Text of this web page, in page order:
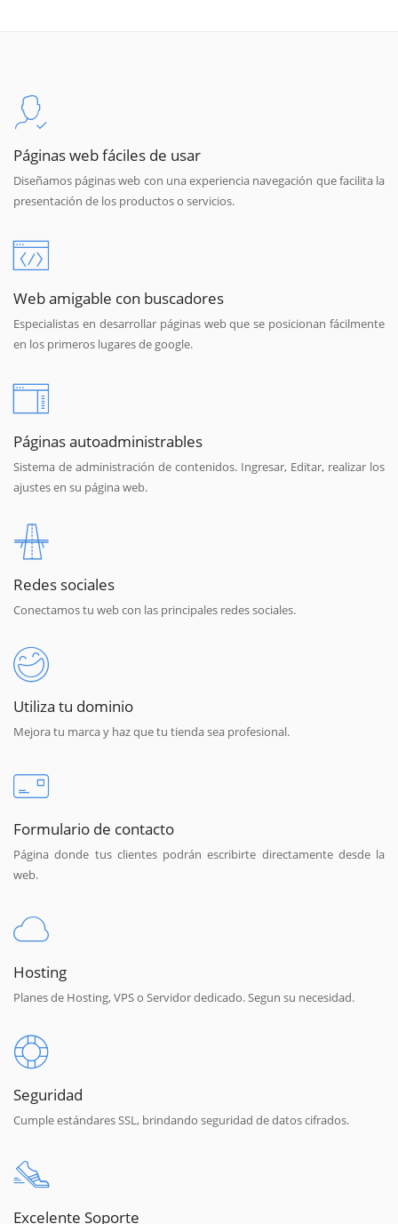
Páginas web fáciles de usar
Diseñamos páginas web con una experiencia navegación que facilita la
presentación de los productos o servicios.
Web amigable con buscadores
Especialistas en desarrollar páginas web que se posicionan fácilmente
en los primeros lugares de google.
Páginas autoadministrables
Sistema de administración de contenidos. Ingresar, Editar, realizar los
ajustes en su página web.
Redes sociales
Conectamos tu web con las principales redes sociales.
Utiliza tu dominio
Mejora tu marca y haz que tu tienda sea profesional.
Formulario de contacto
Página donde tus clientes podrán escribirte directamente desde la
web.
Hosting
Planes de Hosting, VPS o Servidor dedicado. Segun su necesidad.
Seguridad
Cumple estándares SSL, brindando seguridad de datos cifrados.
Excelente Soporte